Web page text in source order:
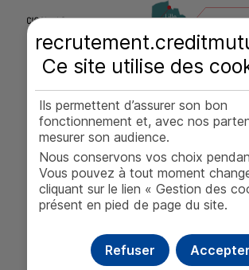
Ce site utilise des
Ils permettent d’assurer son bon
fonctionnement et, avec nos
mesurer son audience.
Nous conservons vos choix
Vous pouvez à tout moment
cliquant sur le lien « Gestion des
présent en pied de page du site.
Accepter
Refuser